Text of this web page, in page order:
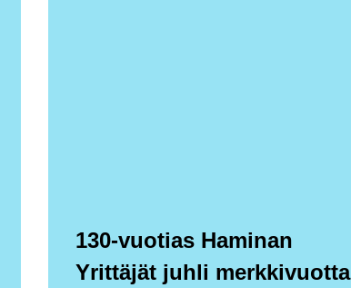
130-vuotias Haminan
Yrittäjät juhli merkkivuotta